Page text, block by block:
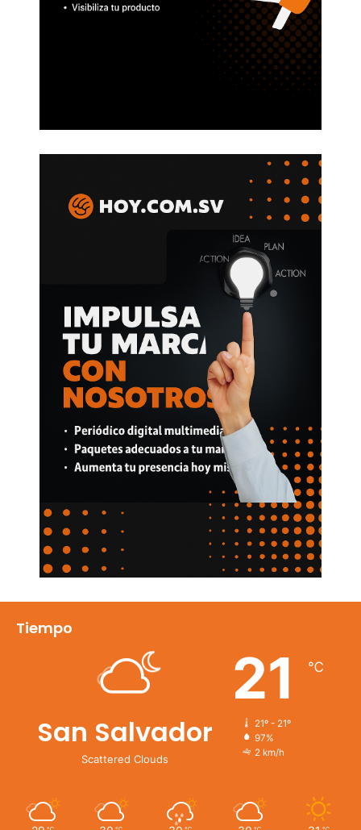
Tiempo
San Salvador
Scattered Clouds
21 ℃
21º - 21º
97%
2 km/h